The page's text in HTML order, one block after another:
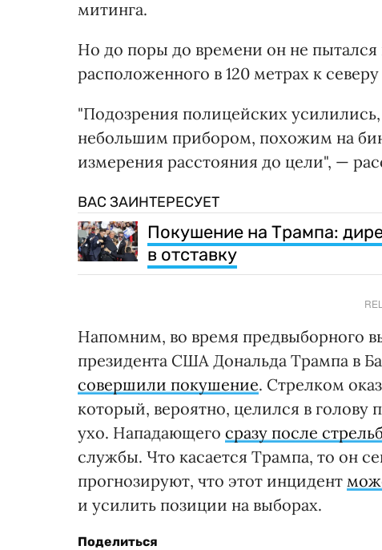
митинга.
Но до поры до времени он не пытался
расположенного в 120 метрах к
"Подозрения полицейских
небольшим прибором, похожим на
измерения расстояния до цели", —
ВАС ЗАИНТЕРЕСУЕТ
Покушение на Трампа:
в отставку
Напомним, во время предвыборного
президента США Дональда Трампа в
совершили покушение. Стрелком
который, вероятно, целился в голову
ухо. Нападающего сразу после
службы. Что касается Трампа, то он
прогнозируют, что этот инцидент
и усилить позиции на выборах.
Поделиться